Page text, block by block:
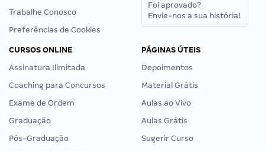
Trabalhe Conosco
Preferências de Cookies
Foi aprovado?
Envie-nos a sua história!
CURSOS ONLINE
Assinatura Ilimitada
Coaching para Concursos
Exame de Ordem
Graduação
Pós-Graduação
PÁGINAS ÚTEIS
Depoimentos
Material Grátis
Aulas ao Vivo
Aulas Grátis
Sugerir Curso